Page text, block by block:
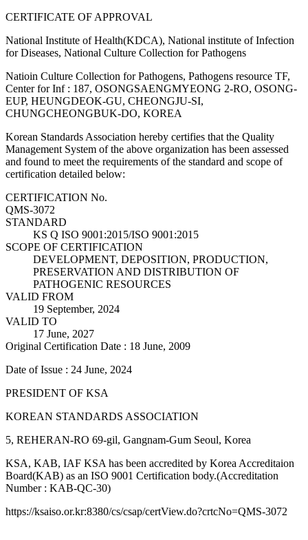
CERTIFICATE OF APPROVAL
National Institute of Health(KDCA), National institute of Infection
for Diseases, National Culture Collection for Pathogens
Natioin Culture Collection for Pathogens, Pathogens resource TF,
Center for Inf : 187, OSONGSAENGMYEONG 2-RO, OSONG-
EUP, HEUNGDEOK-GU, CHEONGJU-SI,
CHUNGCHEONGBUK-DO, KOREA
Korean Standards Association hereby certifies that the Quality
Management System of the above organization has been assessed
and found to meet the requirements of the standard and scope of
certification detailed below:
CERTIFICATION No.
QMS-3072
STANDARD
KS Q ISO 9001:2015/ISO 9001:2015
SCOPE OF CERTIFICATION
DEVELOPMENT, DEPOSITION, PRODUCTION,
PRESERVATION AND DISTRIBUTION OF
PATHOGENIC RESOURCES
VALID FROM
19 September, 2024
VALID TO
17 June, 2027
Original Certification Date : 18 June, 2009
Date of Issue : 24 June, 2024
PRESIDENT OF KSA
KOREAN STANDARDS ASSOCIATION
5, REHERAN-RO 69-gil, Gangnam-Gum Seoul, Korea
KSA, KAB, IAF KSA has been accredited by Korea Accreditaion
Board(KAB) as an ISO 9001 Certification body.(Accreditation
Number : KAB-QC-30)
https://ksaiso.or.kr:8380/cs/csap/certView.do?crtcNo=QMS-3072